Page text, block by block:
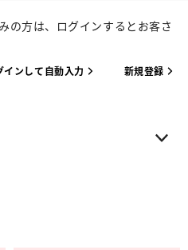
の方は、ログインするとお客さ
インして自動入力 新規登録